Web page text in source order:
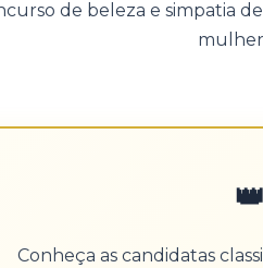
de beleza e simpatia
Conheça as candidatas